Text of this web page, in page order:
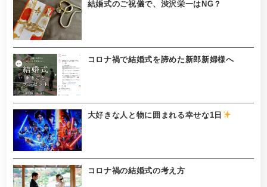
結婚式のご祝儀で、渋沢栄一はNG？
コロナ禍で結婚式を諦めた新郎新婦様へ
大好きな人と物に囲まれる幸せな1日
コロナ禍の結婚式の考え方